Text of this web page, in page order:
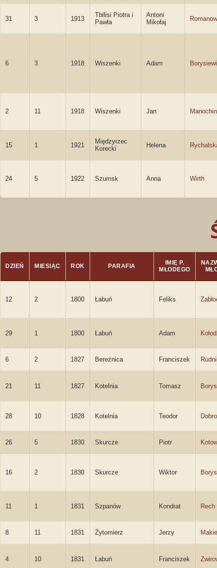
31 3 1913
Tbilisi Piotra i
Pawła
Antoni
Mikołaj
6 3 1918 Wiszenki Adam
2 11 1918 Wiszenki Jan Manochin
15 1 1921
Międzyrzec
Korecki
Helena
24 5 1922 Szumsk Anna Wirth
DZIEŃ MIESIĄC ROK PARAFIA
IMIĘ P.
MŁODEGO
12 2 1800 Łabuń Feliks
29 1 1800 Łabuń Adam
6 2 1827 Bereźnica Franciszek
21 11 1827 Kotelnia Tomasz
28 10 1828 Kotelnia Teodor
26 5 1830 Skurcze Piotr
16 2 1830 Skurcze Wiktor
11 1 1831 Szpanów Kondrat Rech
8 11 1831 Żytomierz Jerzy
4 10 1831 Łabuń Franciszek